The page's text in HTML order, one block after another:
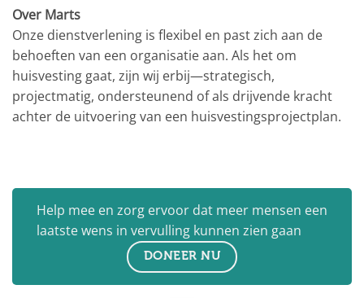
Over Marts
Onze dienstverlening is flexibel en past zich aan de
behoeften van een organisatie aan. Als het om
huisvesting gaat, zijn wij erbij—strategisch,
projectmatig, ondersteunend of als drijvende kracht
achter de uitvoering van een huisvestingsprojectplan.
Help mee en zorg ervoor dat meer mensen een
laatste wens in vervulling kunnen zien gaan
DONEER NU